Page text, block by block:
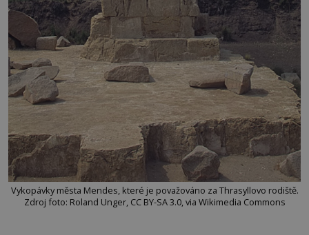
Vykopávky města Mendes, které je považováno za Thrasyllovo rodiště.
Zdroj foto: Roland Unger, CC BY-SA 3.0, via Wikimedia Commons